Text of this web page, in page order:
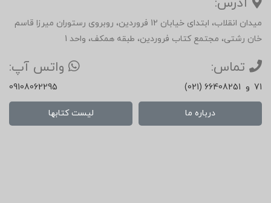
میدان انقلاب، ابتدای خیابان 12 فروردین، روبروی رستوران میرزا قاسم
خان رشتی، مجتمع کتاب فروردین، طبقه همکف، واحد 1
تماس:
(021) 66408251 و 71
واتس آپ:
09108062295
درباره ما لیست کتابها